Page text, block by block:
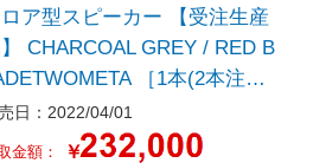
ア型スピーカー 【受注生産
/ RED B
［1本(2本注文
受付)］
日：2022/04/01
金額： ￥